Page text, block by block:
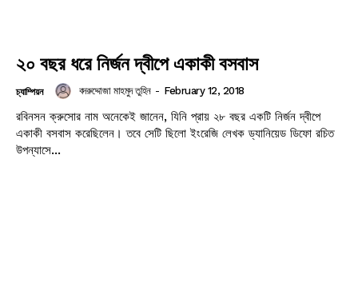
২০ বছর ধরে নির্জন দ্বীপে একাকী বসবাস
চ্যাম্পিয়ন বদরুদ্দোজা মাহমুদ তুহিন - February 12, 2018
রবিনসন ক্রুসোর নাম অনেকেই জানেন, যিনি প্রায় ২৮ বছর একটি নির্জন দ্বীপে
একাকী বসবাস করেছিলেন। তবে সেটি ছিলো ইংরেজি লেখক ড্যানিয়েড ডিফো রচিত
উপন্যাসে...